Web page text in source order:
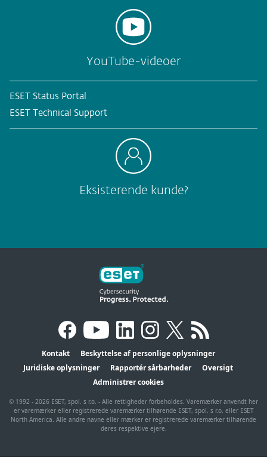
YouTube-videoer
ESET Status Portal
ESET Technical Support
Eksisterende kunde?
Kontakt
Beskyttelse af personlige oplysninger
Juridiske oplysninger
Rapportér sårbarheder
Oversigt
Administrer cookies
© 1992 - 2026 ESET, spol. s r.o. - Alle rettigheder forbeholdes. Varemærker anvendt her
er varemærker eller registrerede varemærker tilhørende ESET, spol. s r.o. eller ESET
North America. Alle andre navne eller mærker er registrerede varemærker tilhørende
deres respektive ejere.